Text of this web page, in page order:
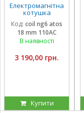
Електромагнітна
котушка
соленоїд Atos
110 вольтів
внутрішній
діаметр 18 мм
Код: coil ng6 atos
18 mm 110AC
В наявності
3 190,00 грн.
Купити